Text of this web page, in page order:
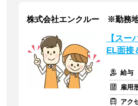
株式会社エンクルー ※勤務地
【ス
EL面接
給与
雇用
アク